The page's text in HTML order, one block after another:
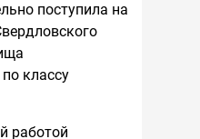
поступила на
классу
работой